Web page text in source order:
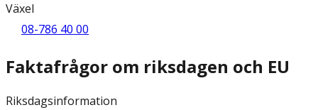
Växel
08-786 40 00
Faktafrågor om riksdagen och EU
Riksdagsinformation